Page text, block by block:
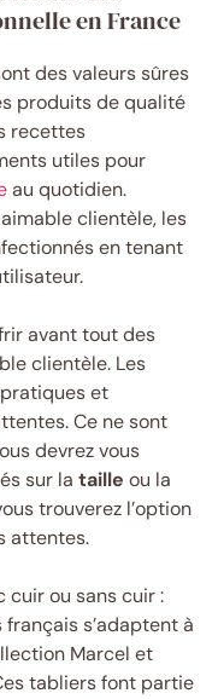
en France
des valeurs sûres
produits de qualité
recettes
utiles pour
au quotidien.
clientèle, les
en tenant
avant tout des
clientèle. Les
et
Ce ne sont
devrez vous
sur la taille ou la
trouverez l’option
attentes.
cuir ou sans cuir :
s’adaptent à
Marcel et
tabliers font partie